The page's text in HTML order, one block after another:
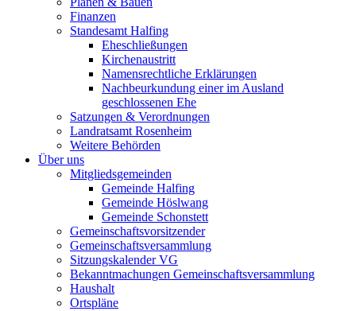
Finanzen
Standesamt Halfing
Eheschließungen
Kirchenaustritt
Namensrechtliche Erklärungen
Nachbeurkundung einer im Ausland
geschlossenen Ehe
Satzungen & Verordnungen
Landratsamt Rosenheim
Weitere Behörden
Über uns
Mitgliedsgemeinden
Gemeinde Halfing
Gemeinde Höslwang
Gemeinde Schonstett
Gemeinschaftsvorsitzender
Gemeinschaftsversammlung
Sitzungskalender VG
Bekanntmachungen Gemeinschaftsversammlung
Haushalt
Ortspläne